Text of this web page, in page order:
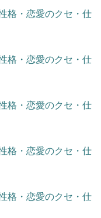
格・恋愛のクセ・仕
格・恋愛のクセ・仕
格・恋愛のクセ・仕
格・恋愛のクセ・仕
格・恋愛のクセ・仕